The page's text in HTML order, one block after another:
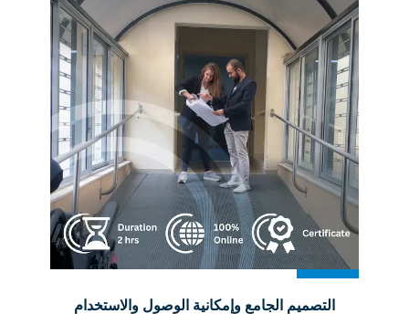
التصميم الجامع وإمكانية الوصول والاستخدام